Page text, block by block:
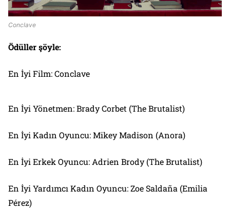
Conclave
Ödüller şöyle:
En İyi Film: Conclave
En İyi Yönetmen: Brady Corbet (The Brutalist)
En İyi Kadın Oyuncu: Mikey Madison (Anora)
En İyi Erkek Oyuncu: Adrien Brody (The Brutalist)
En İyi Yardımcı Kadın Oyuncu: Zoe Saldaña (Emilia
Pérez)